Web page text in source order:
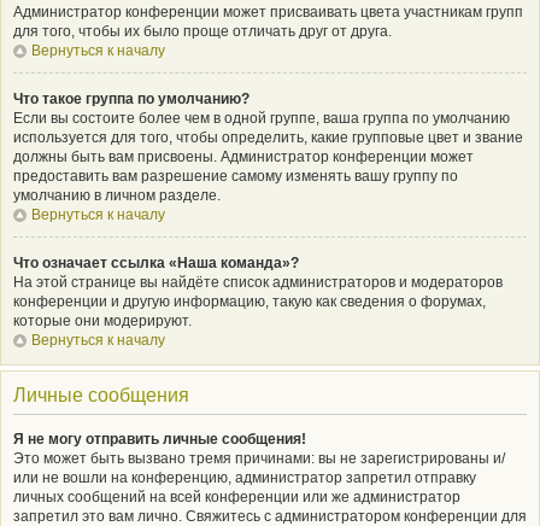
Администратор конференции может присваивать цвета участникам групп
для того, чтобы их было проще отличать друг от друга.
Вернуться к началу
Что такое группа по умолчанию?
Если вы состоите более чем в одной группе, ваша группа по умолчанию
используется для того, чтобы определить, какие групповые цвет и звание
должны быть вам присвоены. Администратор конференции может
предоставить вам разрешение самому изменять вашу группу по
умолчанию в личном разделе.
Вернуться к началу
Что означает ссылка «Наша команда»?
На этой странице вы найдёте список администраторов и модераторов
конференции и другую информацию, такую как сведения о форумах,
которые они модерируют.
Вернуться к началу
Личные сообщения
Я не могу отправить личные сообщения!
Это может быть вызвано тремя причинами: вы не зарегистрированы и/
или не вошли на конференцию, администратор запретил отправку
личных сообщений на всей конференции или же администратор
запретил это вам лично. Свяжитесь с администратором конференции для